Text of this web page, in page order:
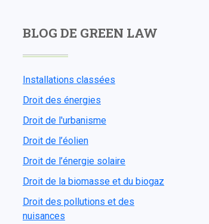
BLOG DE GREEN LAW
Installations classées
Droit des énergies
Droit de l'urbanisme
Droit de l’éolien
Droit de l’énergie solaire
Droit de la biomasse et du biogaz
Droit des pollutions et des
nuisances